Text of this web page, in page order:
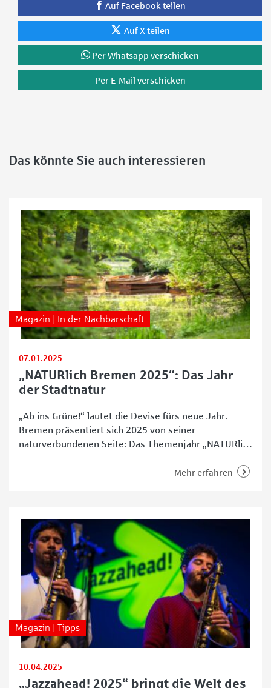
Auf Facebook teilen
Auf X teilen
Per Whatsapp verschicken
Per E-Mail verschicken
Das könnte Sie auch interessieren
Magazin | In der Nachbarschaft
07.01.2025
„NATURlich Bremen 2025“: Das Jahr
der Stadtnatur
„Ab ins Grüne!“ lautet die Devise fürs neue Jahr.
Bremen präsentiert sich 2025 von seiner
naturverbundenen Seite: Das Themenjahr „NATURlich
Mittelpunkt. Mit mehr als 500.000 Einwohnerinnen
Erlebnisort für alle.
Mehr erfahren
Magazin | Tipps
10.04.2025
„Jazzahead! 2025“ bringt die Welt des